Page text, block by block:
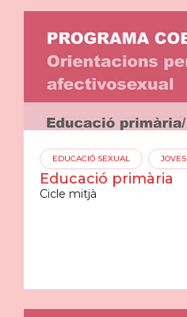
EDUCACIÓ SEXUAL JOVES
Educació primària
Cicle mitjà